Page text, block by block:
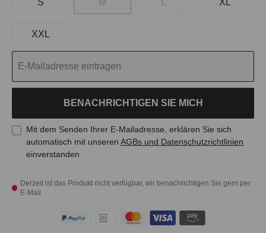
Derzeit ist das Produkt nicht verfügbar, wir benachrichtigen Sie gern per
E-Mail
S M XL
XXL
BENACHRICHTIGEN SIE MICH
Mit dem Senden Ihrer E-Mailadresse, erklären Sie sich
automatisch mit unseren AGBs und Datenschutzrichtlinien
einverstanden